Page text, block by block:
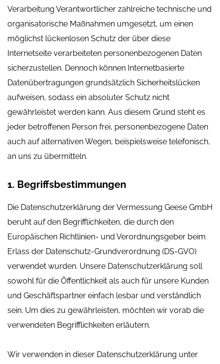
Verarbeitung Verantwortlicher zahlreiche technische und
organisatorische Maßnahmen umgesetzt, um einen
möglichst lückenlosen Schutz der über diese
Internetseite verarbeiteten personenbezogenen Daten
sicherzustellen. Dennoch können Internetbasierte
Datenübertragungen grundsätzlich Sicherheitslücken
aufweisen, sodass ein absoluter Schutz nicht
gewährleistet werden kann. Aus diesem Grund steht es
jeder betroffenen Person frei, personenbezogene Daten
auch auf alternativen Wegen, beispielsweise telefonisch,
an uns zu übermitteln.
1. Begriffsbestimmungen
Die Datenschutzerklärung der Vermessung Geese GmbH
beruht auf den Begrifflichkeiten, die durch den
Europäischen Richtlinien- und Verordnungsgeber beim
Erlass der Datenschutz-Grundverordnung (DS-GVO)
verwendet wurden. Unsere Datenschutzerklärung soll
sowohl für die Öffentlichkeit als auch für unsere Kunden
und Geschäftspartner einfach lesbar und verständlich
sein. Um dies zu gewährleisten, möchten wir vorab die
verwendeten Begrifflichkeiten erläutern.
Wir verwenden in dieser Datenschutzerklärung unter